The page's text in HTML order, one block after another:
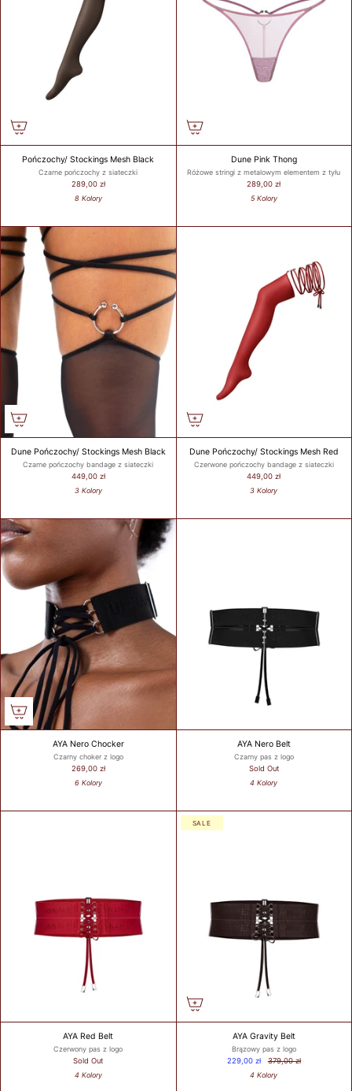
103
104-
107
108-
111
112-
115
85A
85B
38
Pończochy/ Stockings Mesh Black
Czarne pończochy z siateczki
289,00 zł
8 Kolory
Dune Pink Thong
Różowe stringi z metalowym elementem z tyłu
289,00 zł
5 Kolory
Dune Pończochy/ Stockings Mesh Black
Czarne pończochy bandage z siateczki
449,00 zł
3 Kolory
Dune Pończochy/ Stockings Mesh Red
Czerwone pończochy bandage z siateczki
449,00 zł
3 Kolory
AYA Nero Chocker
Czarny choker z logo
269,00 zł
6 Kolory
AYA Nero Belt
Czarny pas z logo
Sold Out
4 Kolory
AYA Red Belt
Czerwony pas z logo
Sold Out
4 Kolory
SALE
AYA Gravity Belt
Brązowy pas z logo
229,00 zł
379,00 zł
4 Kolory